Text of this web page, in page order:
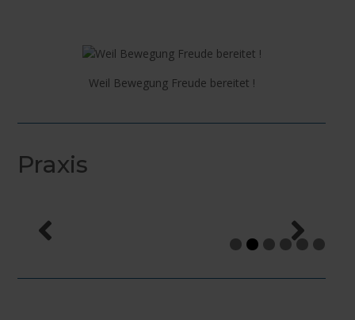
Weil Bewegung Freude bereitet !
Praxis